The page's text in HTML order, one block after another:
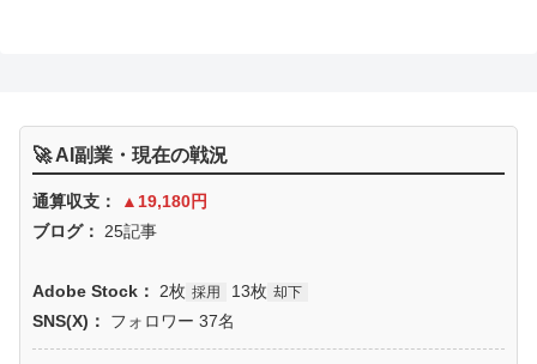
🚀 AI副業・現在の戦況
通算収支：
▲19,180円
ブログ：
25記事
Adobe Stock： 2枚 採用 13枚 却下
SNS(X)： フォロワー 37名